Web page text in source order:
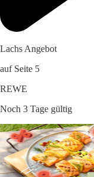
Lachs Angebot
auf Seite 5
REWE
Noch 3 Tage gültig